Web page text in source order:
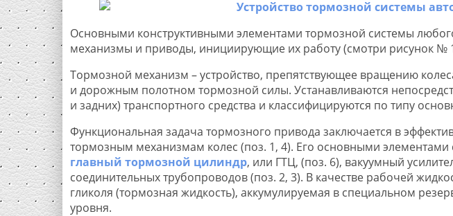
Основными конструктивными элементами тормозной системы
механизмы и приводы, инициирующие их работу (смотри рисунок №
Тормозной механизм – устройство, препятствующее вращению
и дорожным полотном тормозной силы. Устанавливаются
и задних) транспортного средства и классифицируются по типу
Функциональная задача тормозного привода заключается в
тормозным механизмам колес (поз. 1, 4). Его основными элементами
главный тормозной цилиндр, или ГТЦ, (поз. 6), вакуумный
соединительных трубопроводов (поз. 2, 3). В качестве рабочей
гликоля (тормозная жидкость), аккумулируемая в специальном
уровня.